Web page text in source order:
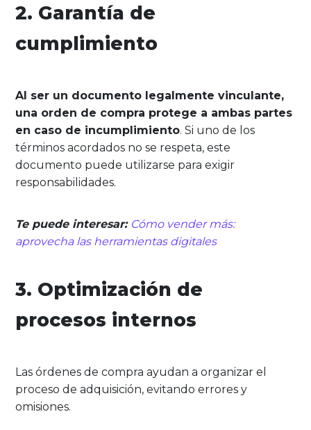
2. Garantía de
cumplimiento
Al ser un documento legalmente vinculante,
una orden de compra protege a ambas partes
en caso de incumplimiento. Si uno de los
términos acordados no se respeta, este
documento puede utilizarse para exigir
responsabilidades.
Te puede interesar: Cómo vender más:
aprovecha las herramientas digitales
3. Optimización de
procesos internos
Las órdenes de compra ayudan a organizar el
proceso de adquisición, evitando errores y
omisiones.